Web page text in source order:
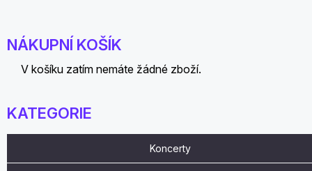
NÁKUPNÍ KOŠÍK
V košíku zatím nemáte žádné zboží.
KATEGORIE
Koncerty